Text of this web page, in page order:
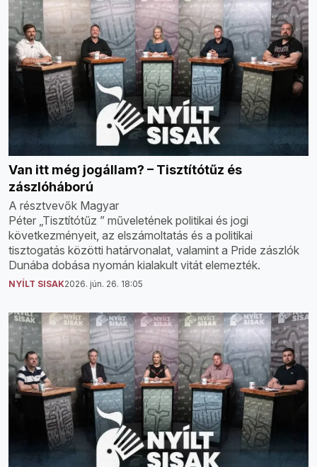
Van itt még jogállam? – Tisztítótűz és
zászlóháború
A résztvevők Magyar
Péter „Tisztítótűz ” műveletének politikai és jogi
következményeit, az elszámoltatás és a politikai
tisztogatás közötti határvonalat, valamint a Pride zászlók
Dunába dobása nyomán kialakult vitát elemezték.
NYÍLT SISAK2026. jún. 26. 18:05